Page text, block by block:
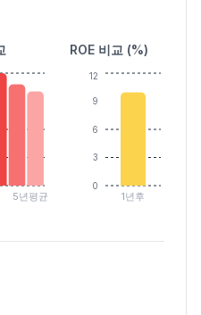
5년평균
ROE 비교 (%)
1년후
0
3
6
9
12